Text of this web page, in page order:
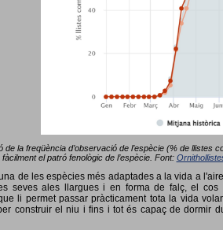
de la freqüència d’observació de l’espècie (% de llistes
el patró fenològic de l’espècie. Font:
de les espècies més adaptades a la vida a
seves ales llargues i en forma de falç, el
li permet passar pràcticament tota la vida
construir el niu i fins i tot és capaç de dormir